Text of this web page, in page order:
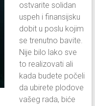
ostvarite solidan
uspeh i finansijsku
dobit u poslu kojim
se trenutno bavite.
Nije bilo lako sve
to realizovati ali
kada budete počeli
da ubirete plodove
vašeg rada, biće